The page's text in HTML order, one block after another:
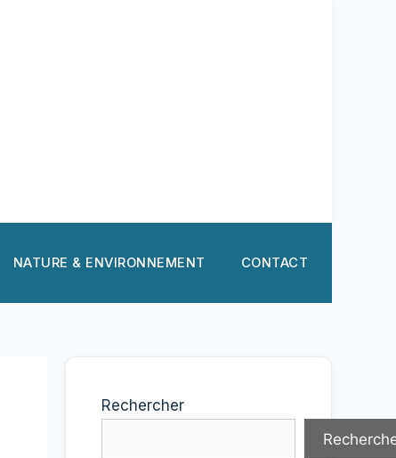
NATURE & ENVIRONNEMENT CONTACT
Rechercher